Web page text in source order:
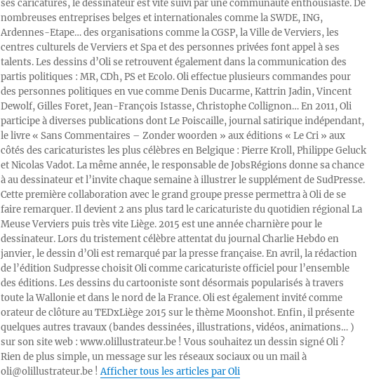
ses caricatures, le dessinateur est vite suivi par une communauté enthousiaste. De
nombreuses entreprises belges et internationales comme la SWDE, ING,
Ardennes-Etape… des organisations comme la CGSP, la Ville de Verviers, les
centres culturels de Verviers et Spa et des personnes privées font appel à ses
talents. Les dessins d’Oli se retrouvent également dans la communication des
partis politiques : MR, CDh, PS et Ecolo. Oli effectue plusieurs commandes pour
des personnes politiques en vue comme Denis Ducarme, Kattrin Jadin, Vincent
Dewolf, Gilles Foret, Jean-François Istasse, Christophe Collignon… En 2011, Oli
participe à diverses publications dont Le Poiscaille, journal satirique indépendant,
le livre « Sans Commentaires – Zonder woorden » aux éditions « Le Cri » aux
côtés des caricaturistes les plus célèbres en Belgique : Pierre Kroll, Philippe Geluck
et Nicolas Vadot. La même année, le responsable de JobsRégions donne sa chance
à au dessinateur et l’invite chaque semaine à illustrer le supplément de SudPresse.
Cette première collaboration avec le grand groupe presse permettra à Oli de se
faire remarquer. Il devient 2 ans plus tard le caricaturiste du quotidien régional La
Meuse Verviers puis très vite Liège. 2015 est une année charnière pour le
dessinateur. Lors du tristement célèbre attentat du journal Charlie Hebdo en
janvier, le dessin d’Oli est remarqué par la presse française. En avril, la rédaction
de l’édition Sudpresse choisit Oli comme caricaturiste officiel pour l’ensemble
des éditions. Les dessins du cartooniste sont désormais popularisés à travers
toute la Wallonie et dans le nord de la France. Oli est également invité comme
orateur de clôture au TEDxLiège 2015 sur le thème Moonshot. Enfin, il présente
quelques autres travaux (bandes dessinées, illustrations, vidéos, animations… )
sur son site web : www.olillustrateur.be ! Vous souhaitez un dessin signé Oli ?
Rien de plus simple, un message sur les réseaux sociaux ou un mail à
oli@olillustrateur.be !Afficher tous les articles par Oli